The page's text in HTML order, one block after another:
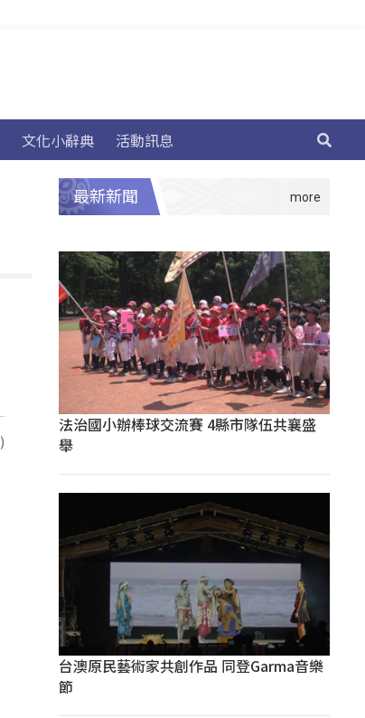
文化小辭典 活動訊息
最新新聞
法治國小辦棒球交流賽 4縣市隊伍共襄盛
舉
台澳原民藝術家共創作品 同登Garma音樂
節